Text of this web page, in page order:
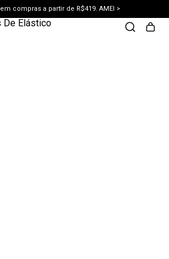
em compras a partir de R$419. AMEI >
no pix à vista. APROVEITAR >